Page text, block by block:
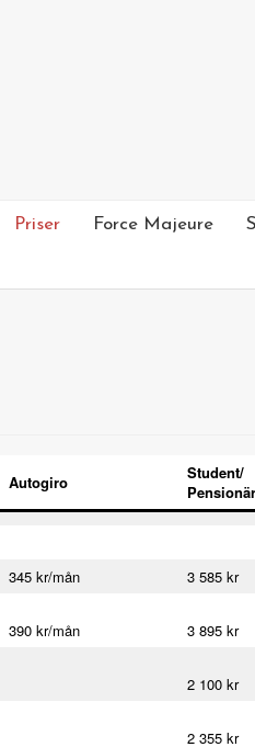
Priser Force Majeure
Autogiro
Student/
Pensionär
345 kr/mån 3 585 kr
390 kr/mån 3 895 kr
2 100 kr
2 355 kr